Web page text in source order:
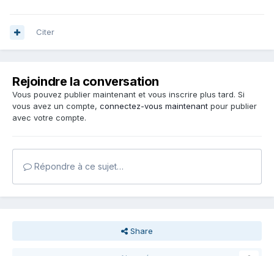
Citer
Rejoindre la conversation
Vous pouvez publier maintenant et vous inscrire plus tard. Si
vous avez un compte, connectez-vous maintenant pour publier
avec votre compte.
Répondre à ce sujet…
Share